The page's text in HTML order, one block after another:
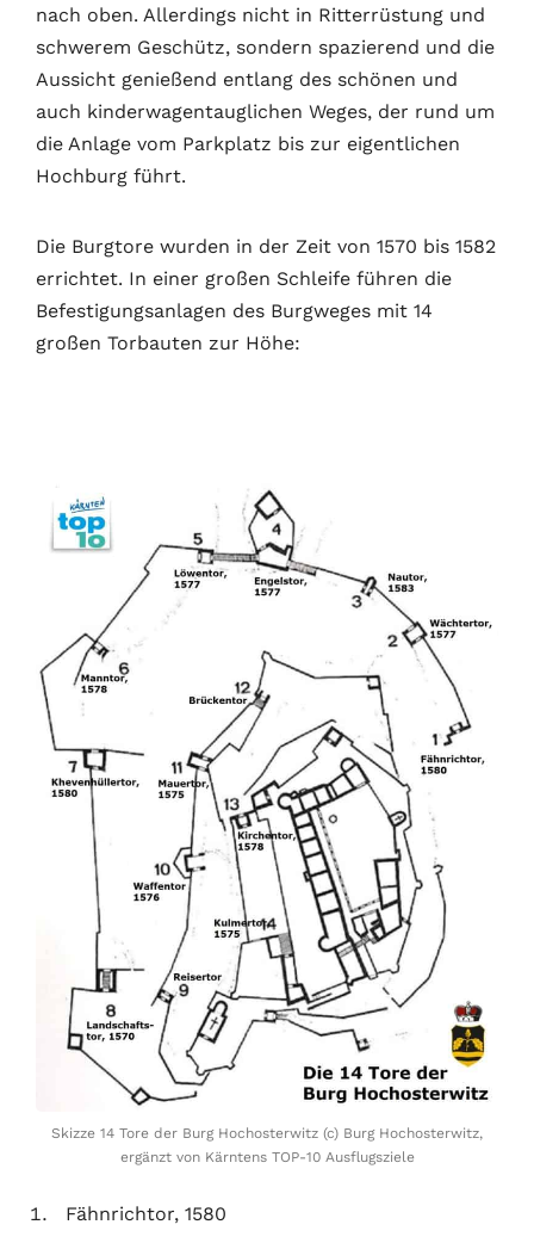
nach oben. Allerdings nicht in Ritterrüstung und
schwerem Geschütz, sondern spazierend und die
Aussicht genießend entlang des schönen und
auch kinderwagentauglichen Weges, der rund um
die Anlage vom Parkplatz bis zur eigentlichen
Hochburg führt.
Die Burgtore wurden in der Zeit von 1570 bis 1582
errichtet. In einer großen Schleife führen die
Befestigungsanlagen des Burgweges mit 14
großen Torbauten zur Höhe:
Skizze 14 Tore der Burg Hochosterwitz (c) Burg Hochosterwitz,
ergänzt von Kärntens TOP-10 Ausflugsziele
Fähnrichtor, 1580